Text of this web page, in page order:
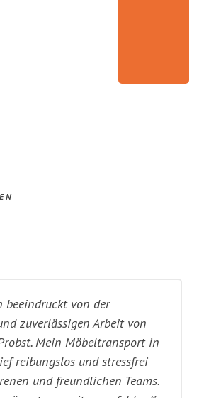
von der
zuverlässigen Arbeit von
Mein Möbeltransport in
reibungslos und stressfrei
und freundlichen Teams.